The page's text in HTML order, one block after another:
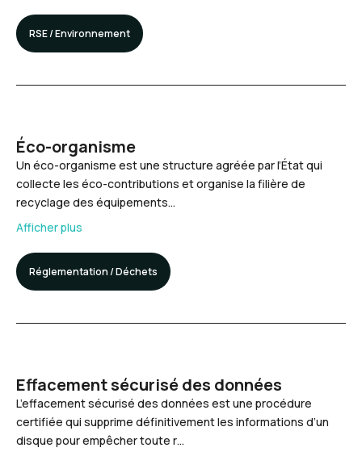
RSE / Environnement
Éco-organisme
Un éco-organisme est une structure agréée par l’État qui
collecte les éco-contributions et organise la filière de
recyclage des équipements…
Afficher plus
Réglementation / Déchets
Effacement sécurisé des données
L’effacement sécurisé des données est une procédure
certifiée qui supprime définitivement les informations d’un
disque pour empêcher toute r…